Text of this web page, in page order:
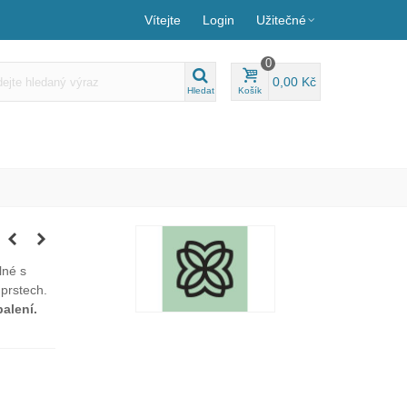
Vítejte Login Užitečné
Hledat Košík
0
0,00 Kč
s